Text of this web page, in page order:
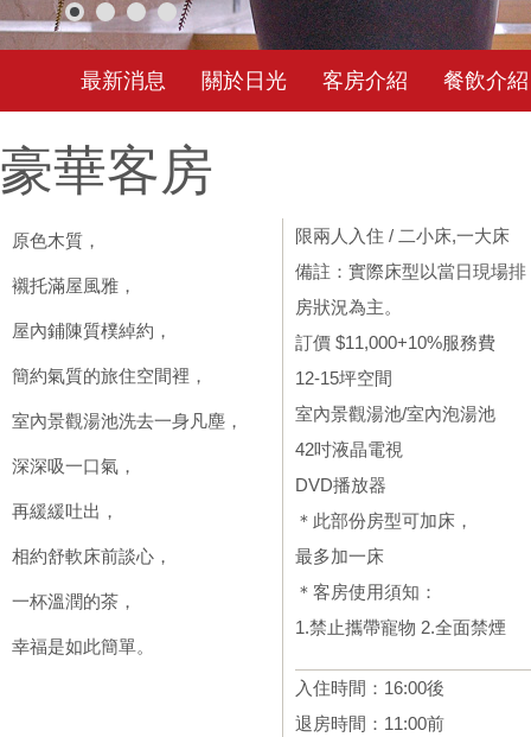
最新消息 關於日光 客房介紹 餐飲介紹
豪華客房
原色木質，
襯托滿屋風雅，
屋內鋪陳質樸綽約，
簡約氣質的旅住空間裡，
室內景觀湯池洗去一身凡塵，
深深吸一口氣，
再緩緩吐出，
相約舒軟床前談心，
一杯溫潤的茶，
幸福是如此簡單。
限兩人入住 / 二小床,一大床
備註：實際床型以當日現場排
房狀況為主。
訂價 $11,000+10%服務費
12-15坪空間
室內景觀湯池/室內泡湯池
42吋液晶電視
DVD播放器
＊此部份房型可加床，
最多加一床
＊客房使用須知：
1.禁止攜帶寵物 2.全面禁煙
入住時間：16:00後
退房時間：11:00前